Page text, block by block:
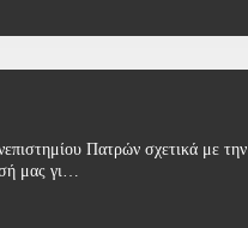
Πατρών σχετικά με την
μας γι…